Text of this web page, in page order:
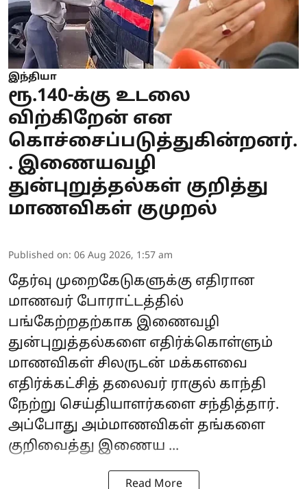
இந்தியா
ரூ.140-க்கு உடலை
விற்கிறேன் என
கொச்சைப்படுத்துகின்றனர்.
. இணையவழி
துன்புறுத்தல்கள் குறித்து
மாணவிகள் குமுறல்
Published on: 06 Aug 2026, 1:57 am
தேர்வு முறைகேடுகளுக்கு எதிரான
மாணவர் போராட்டத்தில்
பங்கேற்றதற்காக இணைவழி
துன்புறுத்தல்களை எதிர்க்கொள்ளும்
மாணவிகள் சிலருடன் மக்களவை
எதிர்க்கட்சித் தலைவர் ராகுல் காந்தி
நேற்று செய்தியாளர்களை சந்தித்தார்.
அப்போது அம்மாணவிகள் தங்களை
குறிவைத்து இணைய ...
Read More